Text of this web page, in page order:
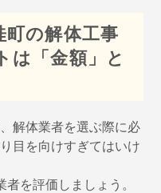
町の解体工事
は「金額」と
解体業者を選ぶ際に必
目を向けすぎてはいけ
を評価しましょう。